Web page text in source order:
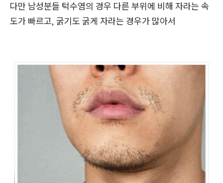
다만 남성분들 턱수염의 경우 다른 부위에 비해 자라는 속
도가 빠르고, 굵기도 굵게 자라는 경우가 많아서